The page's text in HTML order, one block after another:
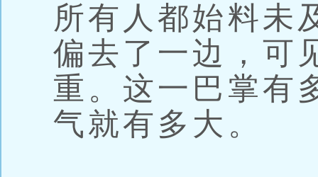
所有人都始料未
偏去了一边，可
重。这一巴掌有
气就有多大。